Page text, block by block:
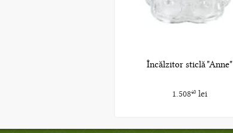
Încălzitor sticlă "Anne"
1.50840lei